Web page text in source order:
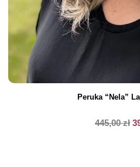
Peruka “Nela”
445,00zł